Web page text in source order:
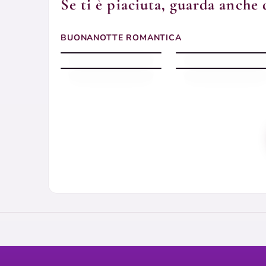
Se ti è piaciuta, guarda anche
BUONANOTTE ROMANTICA
luminosa
romantiche
romantiche